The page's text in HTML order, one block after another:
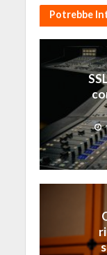
Potrebbe